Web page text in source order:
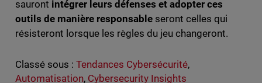
sauront intégrer leurs défenses et adopter ces
outils de manière responsableseront celles qui
résisteront lorsque les règles du jeu changeront.
Classé sous : Tendances Cybersécurité,
Automatisation, Cybersecurity Insights